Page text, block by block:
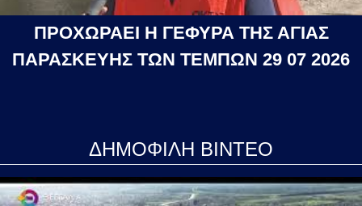
ΠΡΟΧΩΡΑΕΙ Η ΓΕΦΥΡΑ ΤΗΣ ΑΓΙΑΣ
ΠΑΡΑΣΚΕΥΗΣ ΤΩΝ ΤΕΜΠΩΝ 29 07 2026
ΔΗΜΟΦΙΛΗ ΒΙΝΤΕΟ